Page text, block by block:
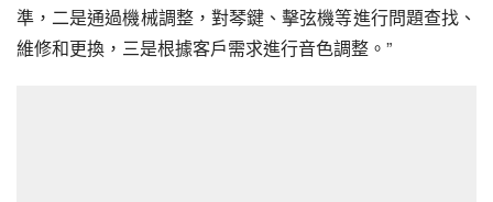
準，二是通過機械調整，對琴鍵、擊弦機等進行問題查找、
維修和更換，三是根據客戶需求進行音色調整。”